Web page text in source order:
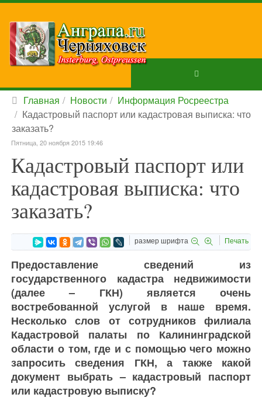
Главная Новости
Информация Росреестра
Кадастровый паспорт или кадастровая выписка: что
заказать?
Пятница, 20 ноября 2015 19:46
Кадастровый паспорт или
кадастровая выписка: что
заказать?
размер шрифта Печать
Предоставление сведений из
государственного кадастра недвижимости
(далее – ГКН) является очень
востребованной услугой в наше время.
Несколько слов от сотрудников филиала
Кадастровой палаты по Калининградской
области о том, где и с помощью чего можно
запросить сведения ГКН, а также какой
документ выбрать – кадастровый паспорт
или кадастровую выписку?